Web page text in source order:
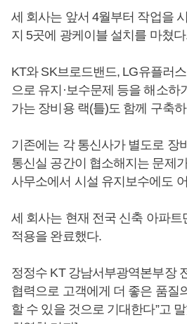
세 회사는 앞서 4월부터 작업을
지 5곳에 광케이블 설치를 마쳤
KT와 SK브로드밴드, LG유플러
으로 유지·보수문제 등을 해소하
가는 장비용 랙(틀)도 함께 구축
기존에는 각 통신사가 별도로 장
통신실 공간이 협소해지는 문제
사무소에서 시설 유지보수에도
세 회사는 현재 전국 신축 아파트
적용을 완료했다.
정정수 KT 강남서부광역본부장
협력으로 고객에게 더 좋은 품질
할 수 있을 것으로 기대한다”고